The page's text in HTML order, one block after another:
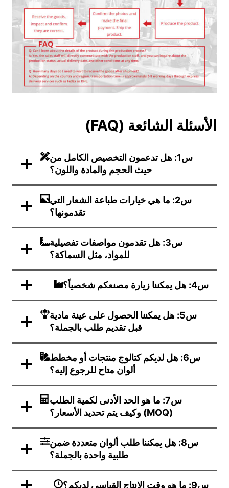
الأسئلة الشائعة (FAQ)
س1: هل تدعمون التخصيص الكامل من
حيث الحجم والمادة واللون؟
س2: ما هي خيارات طباعة الشعار التي
تقدمونها؟
س3: هل تقدمون مواصفات تفصيلية
للمواد، مثل السماكة؟
س4: هل يمكننا زيارة مصنعكم شخصياً؟
س5: هل يمكننا الحصول على عينة مادية
قبل تقديم طلب بالجملة؟
س6: هل لديكم كتالوج منتجات أو مخطط
ألوان متاح للرجوع إليه؟
س7: ما هو الحد الأدنى لكمية الطلب
(MOQ) وكيف يتم تحديد الأسعار؟
س8: هل يمكننا طلب ألوان متعددة ضمن
طلبية واحدة بالجملة؟
س9: ما هو وقت الإنتاج القياسي لديكم؟